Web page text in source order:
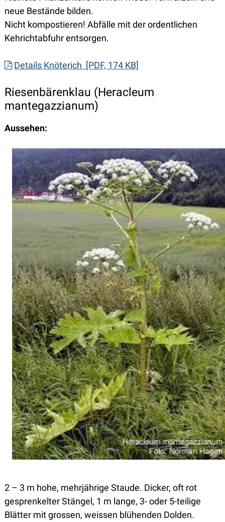
neue Bestände bilden.
Nicht kompostieren! Abfälle mit der ordentlichen
Kehrichtabfuhr entsorgen.
Details Knöterich [PDF, 174 KB]
Riesenbärenklau (Heracleum
mantegazzianum)
Aussehen:
2 – 3 m hohe, mehrjährige Staude. Dicker, oft rot
gesprenkelter Stängel, 1 m lange, 3- oder 5-teilige
Blätter mit grossen, weissen blühenden Dolden.